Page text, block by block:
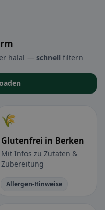
halal — schnell filtern
🌾
Glutenfrei in Berken
Mit Infos zu Zutaten &
Zubereitung
Allergen-Hinweise